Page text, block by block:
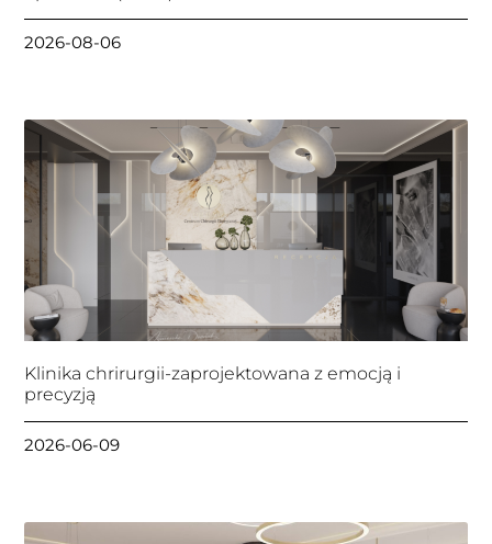
2026-08-06
Klinika chrirurgii-zaprojektowana z emocją i
precyzją
2026-06-09